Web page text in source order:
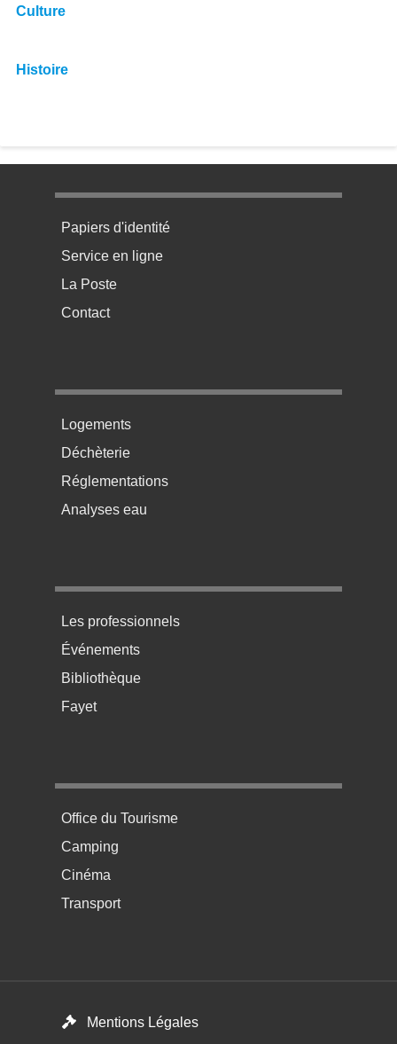
Culture
Histoire
Menu pratique bas de page 1
Papiers d'identité
Service en ligne
La Poste
Contact
Menu pratique bas de page 2
Logements
Déchèterie
Réglementations
Analyses eau
Menu pratique bas de page 3
Les professionnels
Événements
Bibliothèque
Fayet
Menu pratique bas de page 4
Office du Tourisme
Camping
Cinéma
Transport
Mentions Légales